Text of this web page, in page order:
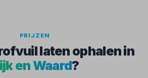
PRIJZEN
laten ophalen in
en Waard?